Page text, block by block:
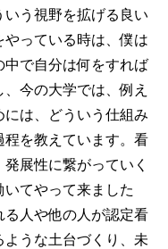
う視野を拡げる良い
っている時は、僕は
で自分は何をすれば
今の大学では、例え
は、どういう仕組み
を教えています。看
展性に繋がっていく
てやって来ました
人や他の人が認定看
うな土台づくり、未